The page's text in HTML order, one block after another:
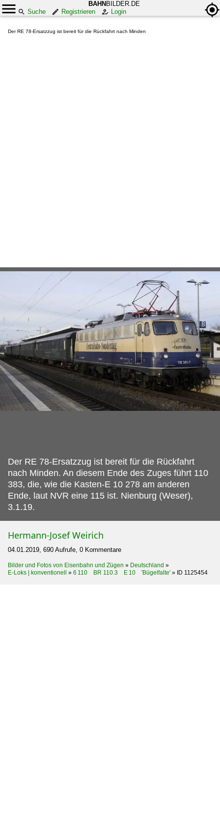
BAHN BILDER.DE
Suche
Registrieren Login
Der RE 78-Ersatzzug ist bereit für die Rückfahrt nach Minden
Der RE 78-Ersatzzug ist bereit für die Rückfahrt
nach Minden. An diesem Ende des Zuges führt 110
383, die, wie die Kasten-E 10 278 am anderen
Ende, laut NVR eine 115 ist. Nienburg (Weser),
3.1.19.
Hermann-Josef Weirich
04.01.2019, 690 Aufrufe, 0 Kommentare
Bilder und Fotos von Eisenbahn und Zügen » Deutschland »
E-Loks | konventionell » 6 110 BR 110.3 E 10 'Bügelfalte' » ID 1125454